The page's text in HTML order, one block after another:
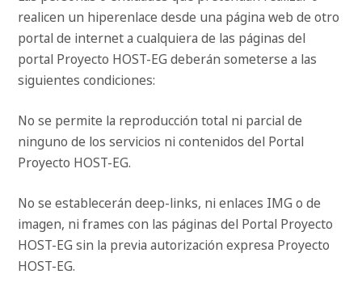
realicen un hiperenlace desde una página web de otro
portal de internet a cualquiera de las páginas del
portal Proyecto HOST-EG deberán someterse a las
siguientes condiciones:
No se permite la reproducción total ni parcial de
ninguno de los servicios ni contenidos del Portal
Proyecto HOST-EG.
No se establecerán deep-links, ni enlaces IMG o de
imagen, ni frames con las páginas del Portal Proyecto
HOST-EG sin la previa autorización expresa Proyecto
HOST-EG.